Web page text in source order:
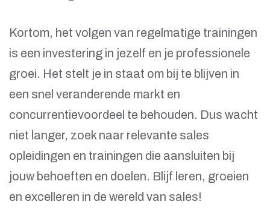
Kortom, het volgen van regelmatige trainingen
is een investering in jezelf en je professionele
groei. Het stelt je in staat om bij te blijven in
een snel veranderende markt en
concurrentievoordeel te behouden. Dus wacht
niet langer, zoek naar relevante sales
opleidingen en trainingen die aansluiten bij
jouw behoeften en doelen. Blijf leren, groeien
en excelleren in de wereld van sales!